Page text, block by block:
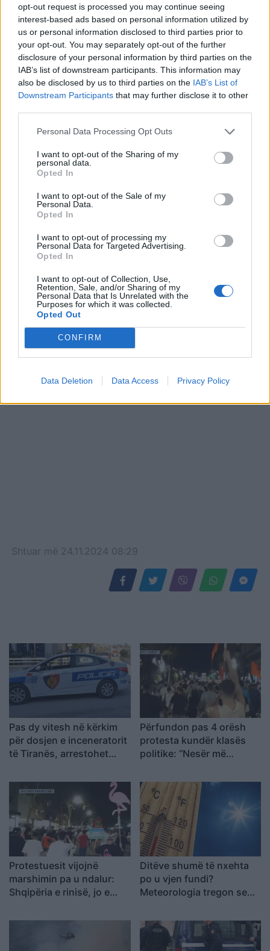
opt-out request is processed you may continue seeing
interest-based ads based on personal information utilized by
us or personal information disclosed to third parties prior to
your opt-out. You may separately opt-out of the further
disclosure of your personal information by third parties on the
IAB’s list of downstream participants. This information may
also be disclosed by us to third parties on the IAB’s List of
Downstream Participants that may further disclose it to other
Personal Data Processing Opt Outs
I want to opt-out of the Sharing of my
personal data.
Opted In
I want to opt-out of the Sale of my
Personal Data.
Opted In
I want to opt-out of processing my
Personal Data for Targeted Advertising.
Opted In
I want to opt-out of Collection, Use,
Retention, Sale, and/or Sharing of my
Personal Data that Is Unrelated with the
Purposes for which it was collected.
Opted Out
CONFIRM
Data Deletion Data Access Privacy Policy
ndjenjat. Edhe beqaret do kalojnë një dite te
bukur, megjithëse nuk do kenë dëshirë te
fiksohen. Dite ideale për aventura. Situata
financiare do jete e mire dhe ju do keni fat me
shumice. Përfitoni nga kjo për te hequr disa lek
mënjanë.
“Fat me shumicë”,
Horoskopi i ditës së
“Financat e kësaj shenje
nëntor 2023
Horoskopi 16 korrik 2022:
Çfarë kanë parashikuar
yjet për secilën shenjë
Shtuar më 24.11.2024 08:29
Pas dy vitesh në kërkim
për dosjen e inceneratorit
të Tiranës, arrestohet
Palasë
Përfundon pas 4 orësh
protesta kundër klasës
politike: “Nesër më
Protestuesit vijojnë
marshimin pa u ndalur:
Shqipëria e rinisë, jo e
Ditëve shumë të nxehta
po u vjen fundi?
Meteorologia tregon se
temperaturave